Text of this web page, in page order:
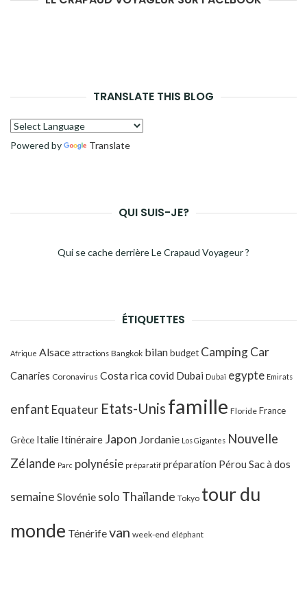
TRANSLATE THIS BLOG
Powered by Translate
QUI SUIS-JE?
Qui se cache derrière Le Crapaud Voyageur ?
ÉTIQUETTES
Afrique Alsace attractions Bangkok bilanbudget Camping Car
Canaries Coronavirus Costa ricacovid Dubai Dubaï egypte Emirats
enfant Equateur Etats-Unis famille Floride France
Grèce Italie Itinéraire Japon Jordanie Los Gigantes Nouvelle
Zélande Parc polynésie préparatif préparation Pérou Sac à dos
semaine Slovénie solo Thaïlande Tokyo tour du
monde Ténérifevan week-end éléphant